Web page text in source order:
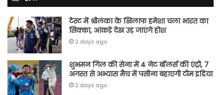
टेस्ट में श्रीलंका के खिलाफ हमेशा चला भारत का
सिक्का, आंकड़े देख उड़ जाएंगे होश
2 days ago
शुभमन गिल की सेना में 4 नेट बॉलर्स की एंट्री, 7
अगस्त से अभ्यास मैच में पसीना बहाएगी टीम इंडिया
2 days ago